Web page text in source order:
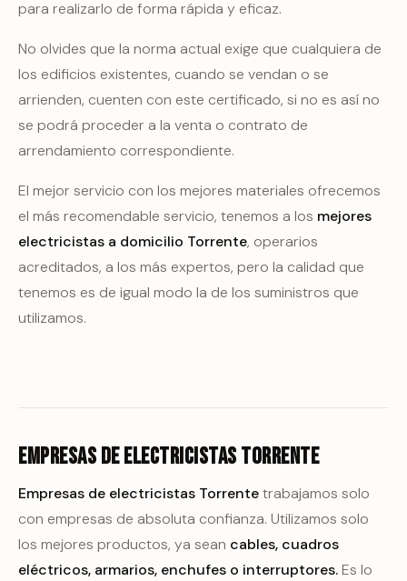
para realizarlo de forma rápida y eficaz.
No olvides que la norma actual exige que cualquiera de
los edificios existentes, cuando se vendan o se
arrienden, cuenten con este certificado, si no es así no
se podrá proceder a la venta o contrato de
arrendamiento correspondiente.
El mejor servicio con los mejores materiales ofrecemos
el más recomendable servicio, tenemos a los mejores
electricistas a domicilio Torrente, operarios
acreditados, a los más expertos, pero la calidad que
tenemos es de igual modo la de los suministros que
utilizamos.
Empresas de electricistas Torrente
Empresas de electricistas Torrentetrabajamos solo
con empresas de absoluta confianza. Utilizamos solo
los mejores productos, ya sean cables, cuadros
eléctricos, armarios, enchufes o interruptores.Es lo